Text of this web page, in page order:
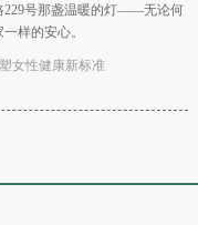
229号那盏温暖的灯——无论何
样的安心。
女性健康新标准